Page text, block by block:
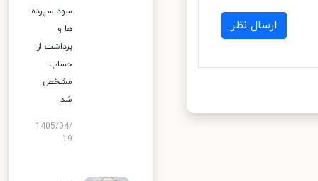
ارسال نظر
سود سپرده
ها و
برداشت از
حساب
مشخص
شد
1405/04/
19